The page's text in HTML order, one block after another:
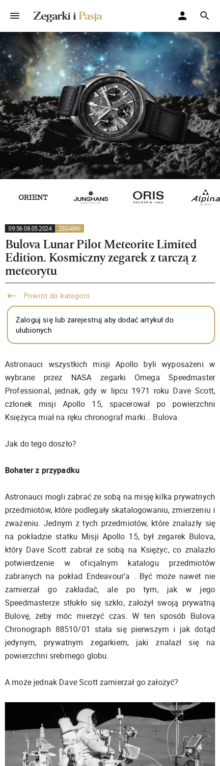
09:56 08.05.2024 ZEGARKI
Bulova Lunar Pilot Meteorite Limited
Edition. Kosmiczny zegarek z tarczą z
meteorytu
Powrót do kategorii
Zaloguj się lub zarejestruj aby dodać artykuł do
ulubionych
Astronauci wszystkich misji Apollo byli wyposażeni w
wybrane przez NASA zegarki Omega Speedmaster
Professional, jednak, gdy w lipcu 1971 roku Dave Scott,
członek misji Apollo 15, spacerował po powierzchni
Księżyca miał na ręku chronograf marki… Bulova.
Jak do tego doszło?
Bohater z przypadku
Astronauci mogli zabrać ze sobą na misję kilka prywatnych
przedmiotów, które podlegały skatalogowaniu, zmierzeniu i
zważeniu. Jednym z tych przedmiotów, które znalazły się
na pokładzie statku Misji Apollo 15, był zegarek Bulova,
który Dave Scott zabrał ze sobą na Księżyc, co znalazło
potwierdzenie w oficjalnym katalogu przedmiotów
zabranych na pokład Endeavour’a . Być może nawet nie
zamierzał go zakładać, ale po tym, jak w jego
Speedmasterze stłukło się szkło, założył swoją prywatną
Bulovę, żeby móc mierzyć czas. W ten sposób Bulova
Chronograph 88510/01 stała się pierwszym i jak dotąd
jedynym, prywatnym zegarkiem, jaki znalazł się na
powierzchni srebrnego globu.
A może jednak Dave Scott zamierzał go założyć?